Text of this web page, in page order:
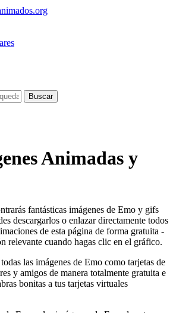
Buscar
Animadas y
fantásticas imágenes de Emo y gifs
descargarlos o enlazar directamente todos
de esta página de forma gratuita -
relevante cuando hagas clic en el gráfico.
las imágenes de Emo como tarjetas de
y amigos de manera totalmente gratuita e
bonitas a tus tarjetas virtuales